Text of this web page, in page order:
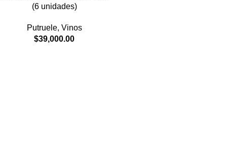
(6 unidades)
Putruele, Vinos
$39,000.00